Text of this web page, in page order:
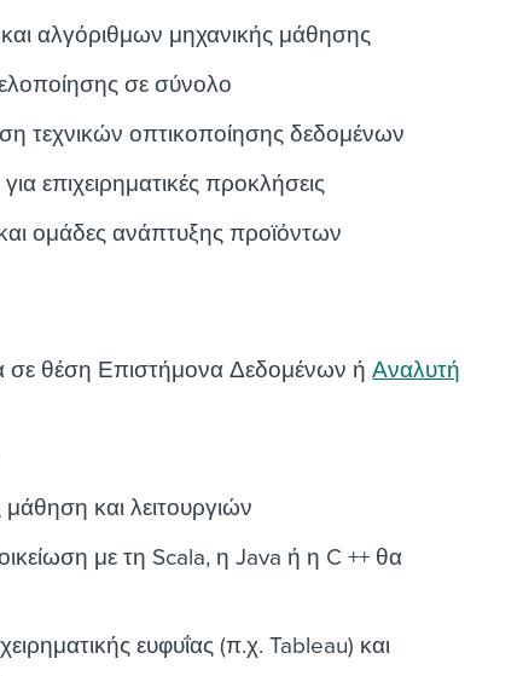
αλγόριθμων μηχανικής μάθησης
σε σύνολο
τεχνικών οπτικοποίησης δεδομένων
επιχειρηματικές προκλήσεις
ομάδες ανάπτυξης προϊόντων
σε θέση Επιστήμονα Δεδομένων ήΑναλυτή
και λειτουργιών
με τη Scala, η Java ή η C ++ θα
ευφυΐας (π.χ. Tableau) και